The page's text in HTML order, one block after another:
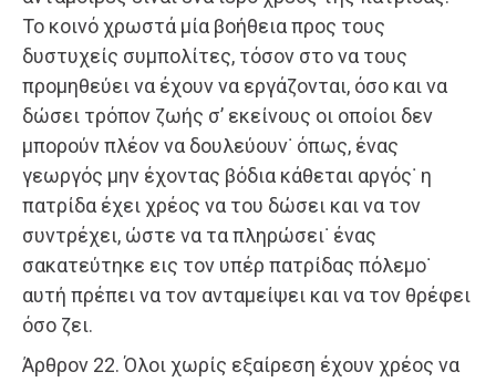
Το κοινό χρωστά μία βοήθεια προς τους
δυστυχείς συμπολίτες, τόσον στο να τους
προμηθεύει να έχουν να εργάζονται, όσο και να
δώσει τρόπον ζωής σ’ εκείνους οι οποίοι δεν
μπορούν πλέον να δουλεύουν˙ όπως, ένας
γεωργός μην έχοντας βόδια κάθεται αργός˙ η
πατρίδα έχει χρέος να του δώσει και να τον
συντρέχει, ώστε να τα πληρώσει˙ ένας
σακατεύτηκε εις τον υπέρ πατρίδας πόλεμο˙
αυτή πρέπει να τον ανταμείψει και να τον θρέφει
όσο ζει.
Άρθρον 22. Όλοι χωρίς εξαίρεση έχουν χρέος να